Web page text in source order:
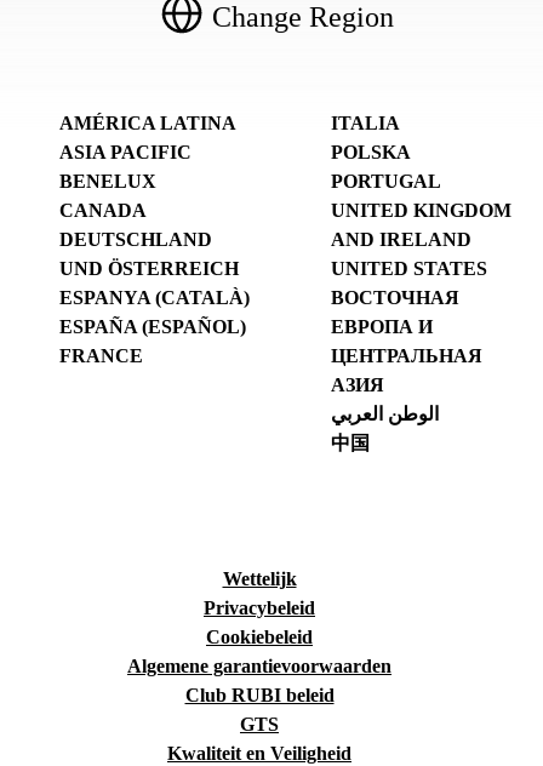
Change Region
AMÉRICA LATINA
ASIA PACIFIC
BENELUX
CANADA
DEUTSCHLAND
UND ÖSTERREICH
ESPANYA (CATALÀ)
ESPAÑA (ESPAÑOL)
FRANCE
ITALIA
POLSKA
PORTUGAL
UNITED KINGDOM
AND IRELAND
UNITED STATES
ВОСТОЧНАЯ
ЕВРОПА И
ЦЕНТРАЛЬНАЯ
АЗИЯ
الوطن العربي
中国
Wettelijk
Privacybeleid
Cookiebeleid
Algemene garantievoorwaarden
Club RUBI beleid
GTS
Kwaliteit en Veiligheid